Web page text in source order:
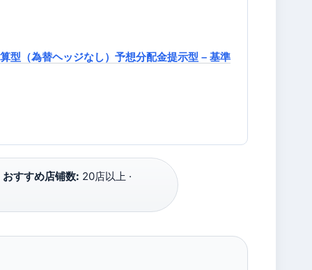
型（為替ヘッジなし）予想分配金提示型 – 基準
おすすめ店铺数: 20店以上 ·